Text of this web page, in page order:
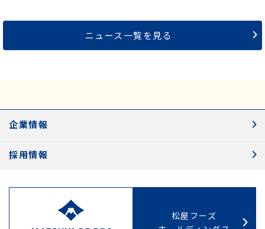
ニュース一覧を見る
企業情報
採用情報
松屋フーズ